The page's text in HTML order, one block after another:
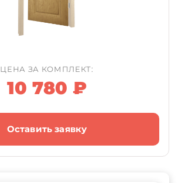
ЦЕНА ЗА КОМПЛЕКТ:
10 780 ₽
Оставить заявку